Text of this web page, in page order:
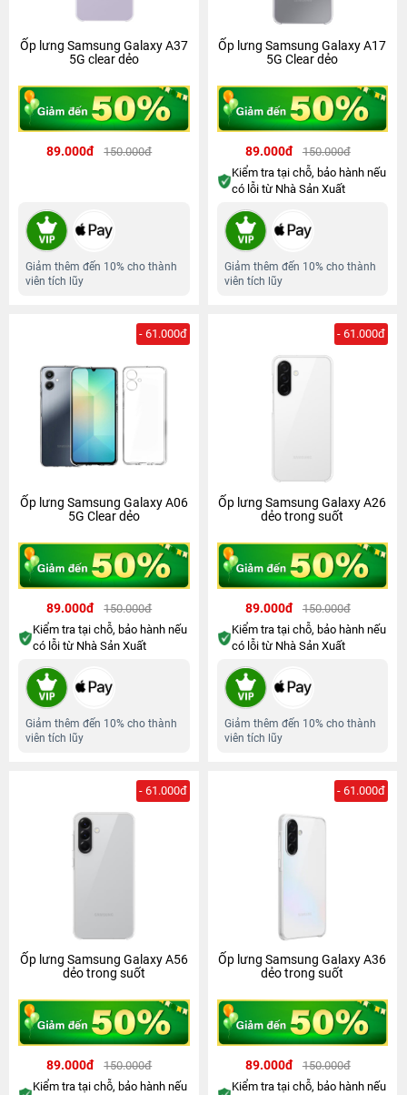
Ốp lưng Samsung Galaxy A37
5G clear dẻo
89.000đ 150.000đ
Giảm thêm đến 10% cho thành
viên tích lũy
Ốp lưng Samsung Galaxy A17
5G Clear dẻo
89.000đ
150.000đ
Kiểm tra tại chỗ, bảo hành nếu
có lỗi từ Nhà Sản Xuất
Giảm thêm đến 10% cho thành
viên tích lũy
- 61.000đ
Ốp lưng Samsung Galaxy A06
5G Clear dẻo
89.000đ
150.000đ
Kiểm tra tại chỗ, bảo hành nếu
có lỗi từ Nhà Sản Xuất
Giảm thêm đến 10% cho thành
viên tích lũy
- 61.000đ
Ốp lưng Samsung Galaxy A26
dẻo trong suốt
89.000đ
150.000đ
Kiểm tra tại chỗ, bảo hành nếu
có lỗi từ Nhà Sản Xuất
Giảm thêm đến 10% cho thành
viên tích lũy
- 61.000đ
Ốp lưng Samsung Galaxy A56
dẻo trong suốt
89.000đ
150.000đ
Kiểm tra tại chỗ, bảo hành nếu
- 61.000đ
Ốp lưng Samsung Galaxy A36
dẻo trong suốt
89.000đ
150.000đ
Kiểm tra tại chỗ, bảo hành nếu